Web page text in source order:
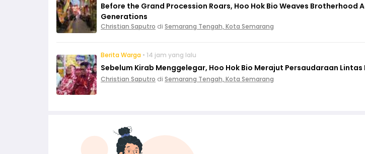
Before the Grand Procession Roars, Hoo Hok Bio Weaves Brotherhood
Generations
Christian Saputro di Semarang Tengah, Kota Semarang
Berita Warga • 14 jam yang lalu
Sebelum Kirab Menggelegar, Hoo Hok Bio Merajut Persaudaraan
Christian Saputro di Semarang Tengah, Kota Semarang